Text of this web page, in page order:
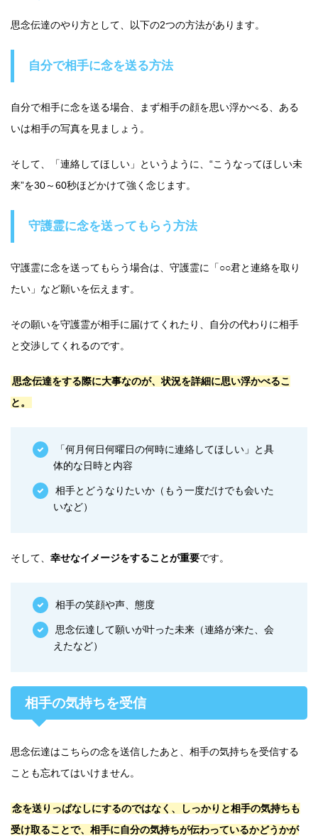
思念伝達のやり方として、以下の2つの方法があります。
自分で相手に念を送る方法
自分で相手に念を送る場合、まず相手の顔を思い浮かべる、ある
いは相手の写真を見ましょう。
そして、「連絡してほしい」というように、“こうなってほしい未
来”を30～60秒ほどかけて強く念じます。
守護霊に念を送ってもらう方法
守護霊に念を送ってもらう場合は、守護霊に「○○君と連絡を取り
たい」など願いを伝えます。
その願いを守護霊が相手に届けてくれたり、自分の代わりに相手
と交渉してくれるのです。
思念伝達をする際に大事なのが、状況を詳細に思い浮かべるこ
と。
「何月何日何曜日の何時に連絡してほしい」と具
体的な日時と内容
相手とどうなりたいか（もう一度だけでも会いた
いなど）
そして、 幸せなイメージをすることが重要です。
相手の笑顔や声、態度
思念伝達して願いが叶った未来（連絡が来た、会
えたなど）
相手の気持ちを受信
思念伝達はこちらの念を送信したあと、相手の気持ちを受信する
ことも忘れてはいけません。
念を送りっぱなしにするのではなく、しっかりと相手の気持ちも
受け取ることで、相手に自分の気持ちが伝わっているかどうかが